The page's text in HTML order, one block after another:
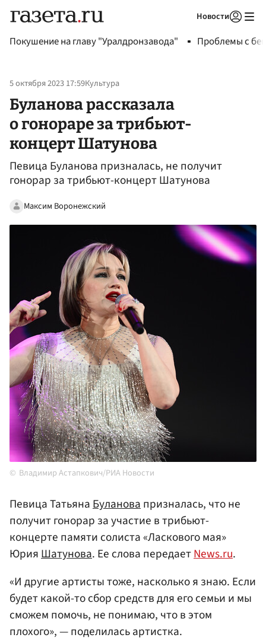
Новости
Покушение на главу "Уралдронзавода" Проблемы с
5 октября 2023 17:59Культура
Буланова рассказала
о гонораре за трибьют-
концерт Шатунова
Певица Буланова призналась, не получит
гонорар за трибьют-концерт Шатунова
Максим Воронежский
Владимир Астапкович/РИА Новости
Певица ТатьянаБулановапризналась, что не
получит гонорар за участие в трибьют-
концерте памяти солиста «Ласкового мая»
ЮрияШатунова. Ее слова передаетNews.ru.
«И другие артисты тоже, насколько я знаю. Если
будет какой-то сбор средств для его семьи и мы
сможем помочь, не понимаю, что в этом
плохого», — поделилась артистка.